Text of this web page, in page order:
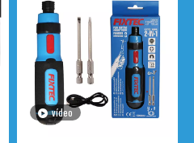
vídeo